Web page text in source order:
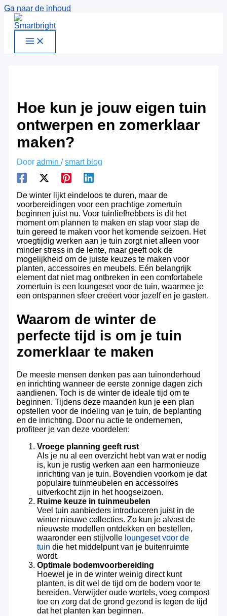
Ga naar de inhoud
Hoe kun je jouw eigen tuin
ontwerpen en zomerklaar
maken?
Door admin /smart blog
De winter lijkt eindeloos te duren, maar de
voorbereidingen voor een prachtige zomertuin
beginnen juist nu. Voor tuinliefhebbers is dit het
moment om plannen te maken en stap voor stap de
tuin gereed te maken voor het komende seizoen. Het
vroegtijdig werken aan je tuin zorgt niet alleen voor
minder stress in de lente, maar geeft ook de
mogelijkheid om de juiste keuzes te maken voor
planten, accessoires en meubels. Eén belangrijk
element dat niet mag ontbreken in een comfortabele
zomertuin is een loungeset voor de tuin, waarmee je
een ontspannen sfeer creëert voor jezelf en je gasten.
Waarom de winter de
perfecte tijd is om je tuin
zomerklaar te maken
De meeste mensen denken pas aan tuinonderhoud
en inrichting wanneer de eerste zonnige dagen zich
aandienen. Toch is de winter de ideale tijd om te
beginnen. Tijdens deze maanden kun je een plan
opstellen voor de indeling van je tuin, de beplanting
en de inrichting. Door nu actie te ondernemen,
profiteer je van deze voordelen:
Vroege planning geeft rust
Als je nu al een overzicht hebt van wat er nodig
is, kun je rustig werken aan een harmonieuze
inrichting van je tuin. Bovendien voorkom je dat
populaire tuinmeubelen en accessoires
uitverkocht zijn in het hoogseizoen.
Ruime keuze in tuinmeubelen
Veel tuin aanbieders introduceren juist in de
winter nieuwe collecties. Zo kun je alvast de
nieuwste modellen ontdekken en bestellen,
waaronder een stijlvolle loungeset voor de
tuin die het middelpunt van je buitenruimte
wordt.
Optimale bodemvoorbereiding
Hoewel je in de winter weinig direct kunt
planten, is dit wel de tijd om de bodem voor te
bereiden. Verwijder oude wortels, voeg compost
toe en zorg dat de grond gezond is tegen de tijd
dat het planten kan beginnen.